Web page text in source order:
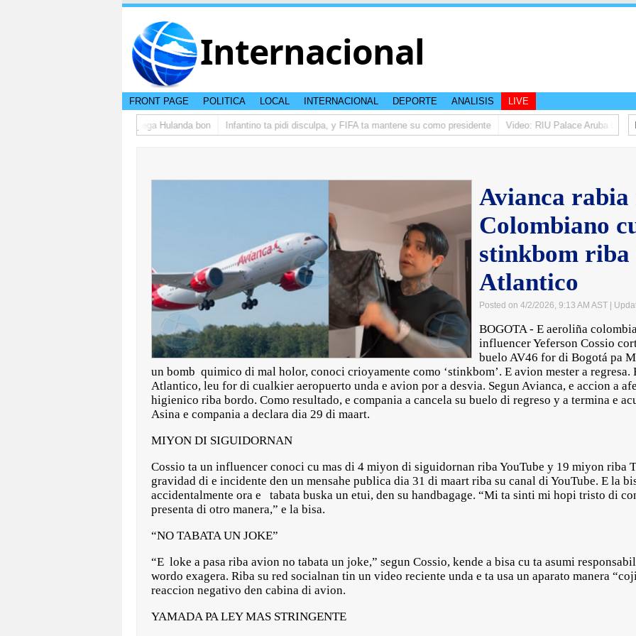
Internacional
FRONT PAGE POLITICA LOCAL INTERNACIONAL DEPORTE ANALISIS LIVE
di studiantenan di Aruba a yega Hulanda bon Infantino ta pidi disculpa, y FIFA ta mantene su como presidente Video: RIU Palace Aruba ta eleva
Avianca
Colombiano
stinkbom riba
Atlantico
Posted on 4/2/2026, 9:13 AM AST |
BOGOTA - E aeroliña
influencer Yeferson Cossio
buelo AV46 for di Bogotá pa
un bomb quimico di mal holor, conoci crioyamente como ‘stinkbom’. E avion mester a regresa.
Atlantico, leu for di cualkier aeropuerto unda e avion por a desvia. Segun Avianca, e accion a
higienico riba bordo. Como resultado, e compania a cancela su buelo di regreso y a termina e
Asina e compania a declara dia 29 di maart.
MIYON DI SIGUIDORNAN
Cossio ta un influencer conoci cu mas di 4 miyon di siguidornan riba YouTube y 19 miyon riba
gravidad di e incidente den un mensahe publica dia 31 di maart riba su canal di YouTube. E la
accidentalmente ora e tabata buska un etui, den su handbagage. “Mi ta sinti mi hopi tristo di
presenta di otro manera,” e la bisa.
“NO TABATA UN JOKE”
“E loke a pasa riba avion no tabata un joke,” segun Cossio, kende a bisa cu ta asumi
wordo exagera. Riba su red socialnan tin un video reciente unda e ta usa un aparato manera
reaccion negativo den cabina di avion.
YAMADA PA LEY MAS STRINGENTE